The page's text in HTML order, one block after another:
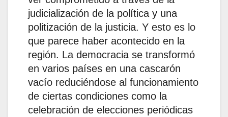
judicialización de la política y una
politización de la justicia. Y esto es lo
que parece haber acontecido en la
región. La democracia se transformó
en varios países en una cascarón
vacío reduciéndose al funcionamiento
de ciertas condiciones como la
celebración de elecciones periódicas